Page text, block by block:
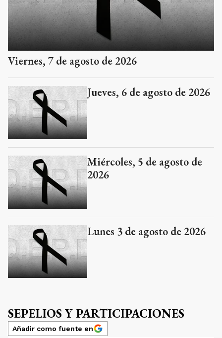
Viernes, 7 de agosto de 2026
Jueves, 6 de agosto de 2026
Miércoles, 5 de agosto de
2026
Lunes 3 de agosto de 2026
SEPELIOS Y PARTICIPACIONES
Añadir como fuente en